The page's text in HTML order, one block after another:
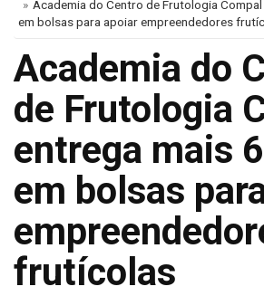
Academia do Centro de Frutologia
em bolsas para apoiar empreendedores
Academia do
de Frutologia
entrega mais
em bolsas
frutícolas